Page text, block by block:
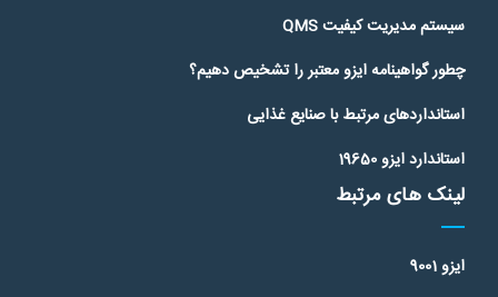
سیستم مدیریت کیفیت QMS
چطور گواهینامه ایزو معتبر را تشخیص دهیم؟
استانداردهای مرتبط با صنایع غذایی
استاندارد ایزو 19650
لینک های مرتبط
ایزو 9001